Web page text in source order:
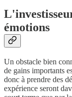
émotions
Un obstacle bien
de gains importants
donc à prendre des
expérience seront